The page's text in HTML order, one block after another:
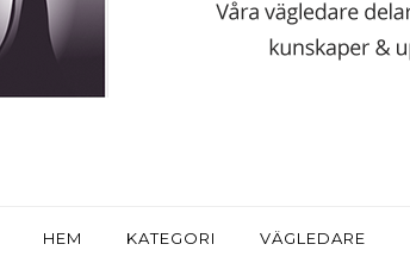
HEM KATEGORI VÄGLEDARE